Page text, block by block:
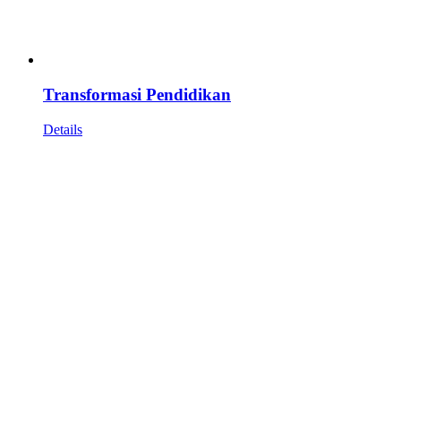
Transformasi Pendidikan
Details